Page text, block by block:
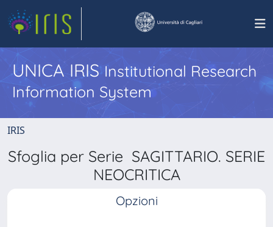
UNICA IRISInstitutional Research
Information System
IRIS
Sfoglia per Serie SAGITTARIO. SERIE
NEOCRITICA
Opzioni